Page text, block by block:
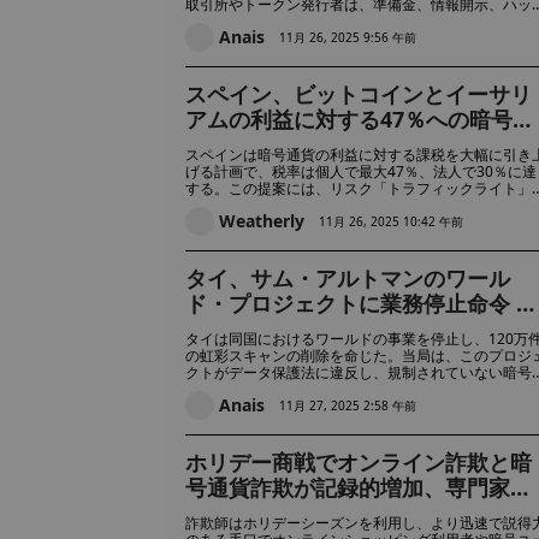
取引所やトークン発行者は、準備金、情報開示、ハッ
件に直面することになる。
Anais 11月 26, 2025 9:56 午前
スペイン、ビットコインとイーサリ
アムの利益に対する47％への暗号税
増税を提案、業界の強い反発を招く
スペインは暗号通貨の利益に対する課税を大幅に引き
げる計画で、税率は個人で最大47％、法人で30％に達
する。この提案には、リスク「トラフィックライト」
るなど、暗号プラットフォームに対するより厳しい規
っている。
Weatherly 11月 26, 2025 10:42 午前
タイ、サム・アルトマンのワール
ド・プロジェクトに業務停止命令 デ
ータ法違反で120万件の虹彩スキャ
を削除
タイは同国におけるワールドの事業を停止し、120万
の虹彩スキャンの削除を命じた。当局は、このプロジ
クトがデータ保護法に違反し、規制されていない暗号
後に行動を起こした。
Anais 11月 27, 2025 2:58 午前
ホリデー商戦でオンライン詐欺と暗
号通貨詐欺が記録的増加、専門家は
注意を勧告
詐欺師はホリデーシーズンを利用し、より迅速で説得